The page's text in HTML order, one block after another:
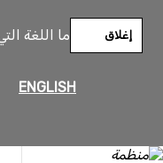
ما اللغة
ENGLISH
إغلاق
المحتوى